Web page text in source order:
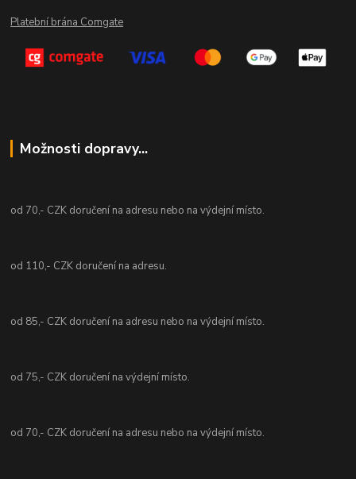
Platební brána Comgate
Možnosti dopravy...
od 70,- CZK doručení na adresu nebo na výdejní místo.
od 110,- CZK doručení na adresu.
od 85,- CZK doručení na adresu nebo na výdejní místo.
od 75,- CZK doručení na výdejní místo.
od 70,- CZK doručení na adresu nebo na výdejní místo.